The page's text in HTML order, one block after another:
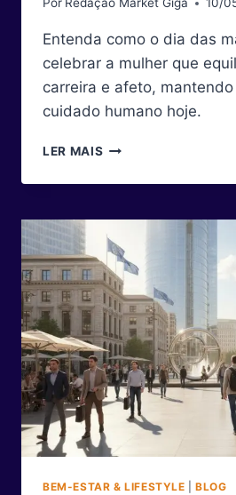
Por Redação Market Giga 10/
Entenda como o dia das
celebrar a mulher que
carreira e afeto,
cuidado humano hoje.
LER MAIS A
E
VERDADEIRO
SIGNIFICADO
DO
DIA
DAS
MÃES
NA
ERA
DIGITAL
BEM-ESTAR & LIFESTYLE |BLOG